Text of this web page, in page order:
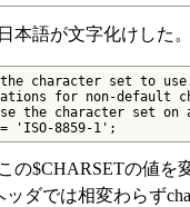
本語が文字化けした。
character set to
for non-default
the character set on
'ISO-8859-1';
の$CHARSETの値を
ダでは相変わらず